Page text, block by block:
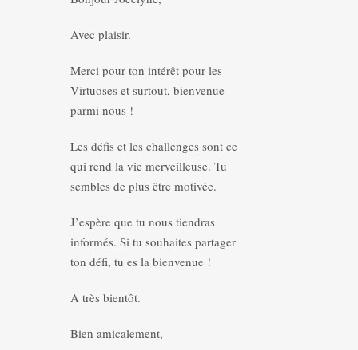
Avec plaisir.
Merci pour ton intérêt pour les
Virtuoses et surtout, bienvenue
parmi nous !
Les défis et les challenges sont ce
qui rend la vie merveilleuse. Tu
sembles de plus être motivée.
J’espère que tu nous tiendras
informés. Si tu souhaites partager
ton défi, tu es la bienvenue !
A très bientôt.
Bien amicalement,